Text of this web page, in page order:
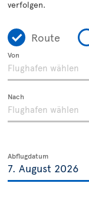
verfolgen.
Route
Von
Nach
Abflugdatum